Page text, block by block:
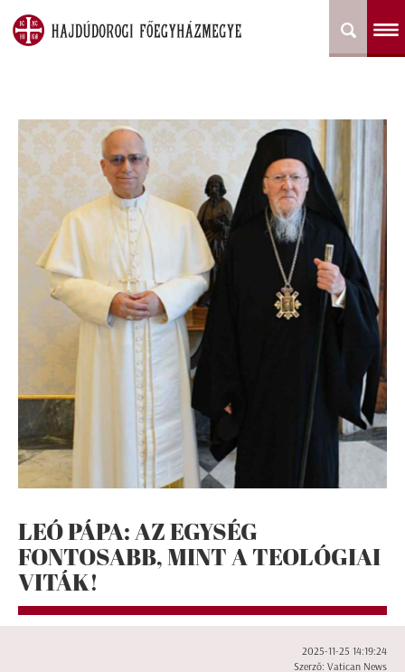
LEÓ PÁPA: AZ EGYSÉG
FONTOSABB, MINT A TEOLÓGIAI
VITÁK!
2025-11-25 14:19:24
Szerző: Vatican News